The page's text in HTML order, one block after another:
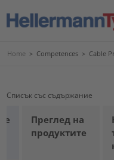
Home > Competences > Cable
Списък със съдържание
Преглед на
продуктите